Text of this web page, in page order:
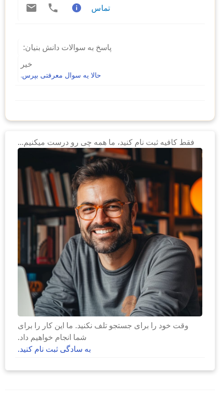
تماس
پاسخ به سوالات دانش بنیان:
خیر
حالا یه سوال معرفتی بپرس.
فقط کافیه ثبت نام کنید، ما همه چی رو درست میکنیم...
وقت خود را برای جستجو تلف نکنید. ما این کار را برای
شما انجام خواهیم داد.
به سادگی ثبت نام کنید.